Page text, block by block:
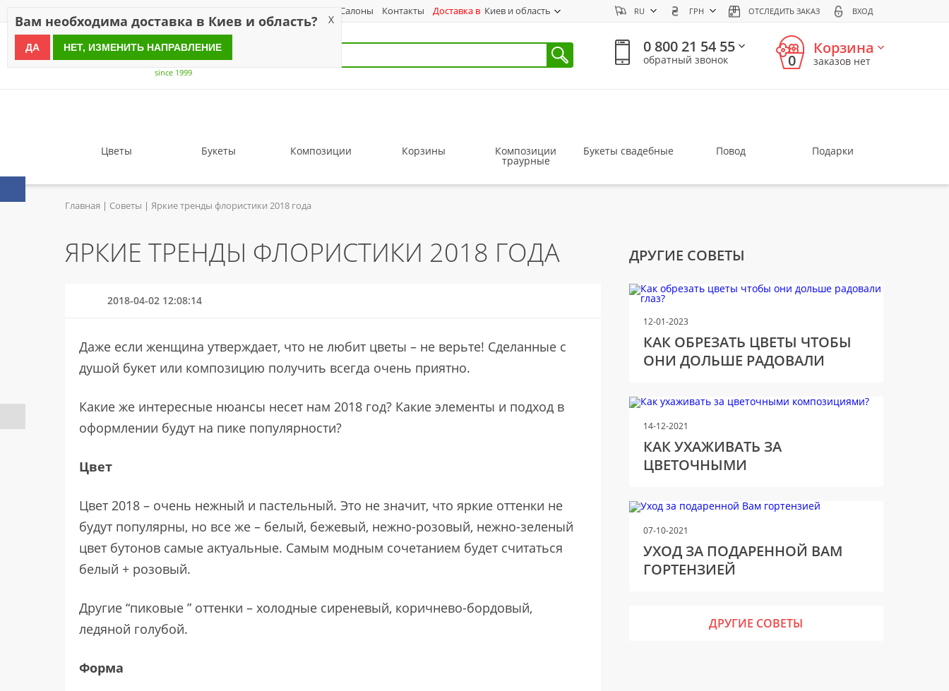
Салоны Контакты Доставка в Киев и область RU ГРН ОТСЛЕДИТЬ ЗАКАЗ ВХОД
since 1999
0 800 21 54 55
обратный звонок 0
Корзина
заказов нет
Цветы Букеты Композиции Корзины Композиции
траурные
Букеты свадебные Повод Подарки
Главная Советы Яркие тренды флористики 2018 года
ЯРКИЕ ТРЕНДЫ ФЛОРИСТИКИ 2018 ГОДА
2018-04-02 12:08:14
Даже если женщина утверждает, что не любит цветы – не верьте! Сделанные с
душой букет или композицию получить всегда очень приятно.
Какие же интересные нюансы несет нам 2018 год? Какие элементы и подход в
оформлении будут на пике популярности?
Цвет
Цвет 2018 – очень нежный и пастельный. Это не значит, что яркие оттенки не
будут популярны, но все же – белый, бежевый, нежно-розовый, нежно-зеленый
цвет бутонов самые актуальные. Самым модным сочетанием будет считаться
белый + розовый.
Другие “пиковые ” оттенки – холодные сиреневый, коричнево-бордовый,
ледяной голубой.
Форма
ДРУГИЕ СОВЕТЫ
12-01-2023
КАК ОБРЕЗАТЬ ЦВЕТЫ ЧТОБЫ
ОНИ ДОЛЬШЕ РАДОВАЛИ
14-12-2021
КАК УХАЖИВАТЬ ЗА
ЦВЕТОЧНЫМИ
07-10-2021
УХОД ЗА ПОДАРЕННОЙ ВАМ
ГОРТЕНЗИЕЙ
ДРУГИЕ СОВЕТЫ
Вам необходима доставка в Киев и область? X
ДА НЕТ, ИЗМЕНИТЬ НАПРАВЛЕНИЕ